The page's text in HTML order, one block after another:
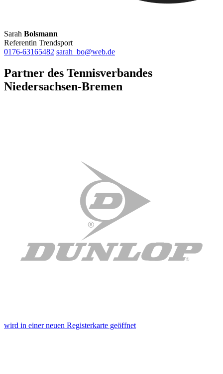
Sarah Bolsmann
Referentin Trendsport
0176-63165482 sarah_bo@web.de
Partner des Tennisverbandes
Niedersachsen-Bremen
wird in einer neuen Registerkarte geöffnet